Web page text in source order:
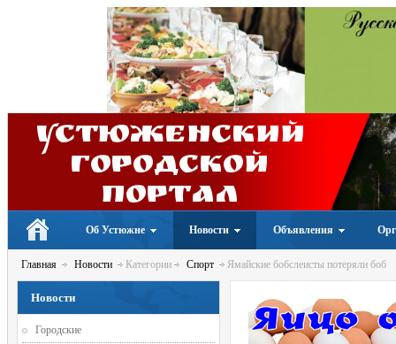
Устюженский
Городской
портал
Об Устюжне Новости Объявления
Главная Новости Категории Спорт Ямайские бобслеисты потеряли боб
Новости
Городские